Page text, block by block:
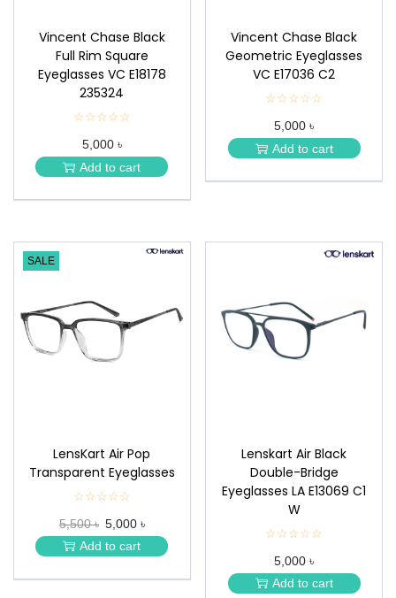
Vincent Chase Black
Full Rim Square
Eyeglasses VC E18178
235324
☆☆☆☆☆
★
★
★
★
5,000 ৳
Add to cart
Vincent Chase Black
Geometric Eyeglasses
VC E17036 C2
☆☆☆☆☆
★
★
★
★
5,000 ৳
Add to cart
SALE
LensKart Air Pop
Transparent Eyeglasses
☆☆☆☆☆
★
★
★
★
5,500 ৳ 5,000 ৳
Add to cart
Lenskart Air Black
Double-Bridge
Eyeglasses LA E13069 C1
W
☆☆☆☆☆
★
★
★
★
5,000 ৳
Add to cart